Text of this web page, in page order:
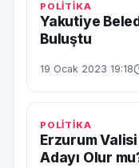
POLİTİKA
Yakutiye
Buluştu
19 Ocak 2023 19:18
POLİTİKA
Erzurum
Adayı Olur